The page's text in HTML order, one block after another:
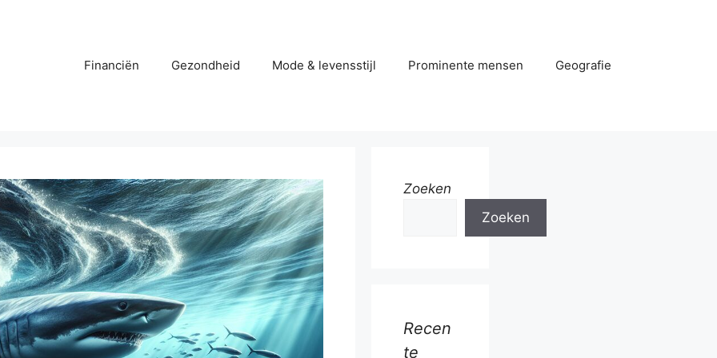
Financiën Gezondheid Mode & levensstijl Prominente mensen Geografie
Zoeken
Zoeken
Recen
te